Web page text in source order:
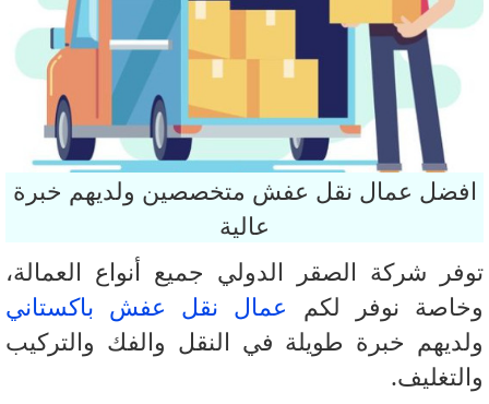
عمال نقل عفش متخصصين ولديهم خبرة
عالية
شركة الصقر الدولي جميع أنواع العمالة،
نوفر لكمعمال نقل عفش باكستاني
خبرة طويلة في النقل والفك والتركيب